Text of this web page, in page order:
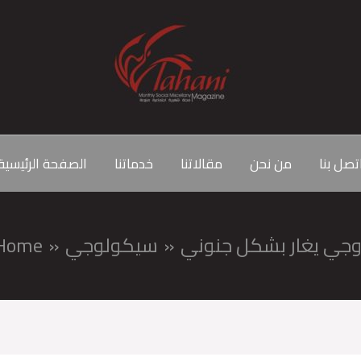
الصفحة خدماتنا مقالاتنا من نحن بنا
سيكولوجي يغار بشكل جنوني